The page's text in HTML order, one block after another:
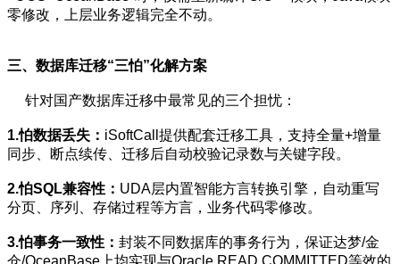
零修改，上层业务逻辑完全不动。
三、数据库迁移“三怕”化解方案
针对国产数据库迁移中最常见的三个担忧：
1.怕数据丢失： iSoftCall提供配套迁移工具，支持全量+增量
同步、断点续传、迁移后自动校验记录数与关键字段。
2.怕SQL兼容性： UDA层内置智能方言转换引擎，自动重写
分页、序列、存储过程等方言，业务代码零修改。
3.怕事务一致性： 封装不同数据库的事务行为，保证达梦/金
仓/OceanBase上均实现与Oracle READ COMMITTED等效的